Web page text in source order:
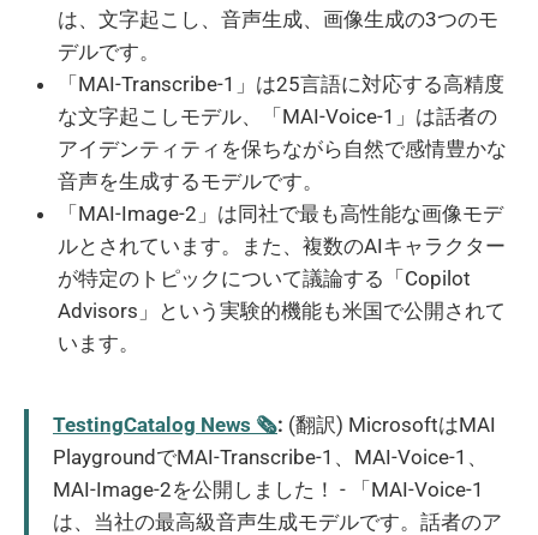
は、文字起こし、音声生成、画像生成の3つのモ
デルです。
「MAI-Transcribe-1」は25言語に対応する高精度
な文字起こしモデル、「MAI-Voice-1」は話者の
アイデンティティを保ちながら自然で感情豊かな
音声を生成するモデルです。
「MAI-Image-2」は同社で最も高性能な画像モデ
ルとされています。また、複数のAIキャラクター
が特定のトピックについて議論する「Copilot
Advisors」という実験的機能も米国で公開されて
います。
TestingCatalog News 🗞: (翻訳) MicrosoftはMAI
PlaygroundでMAI-Transcribe-1、MAI-Voice-1、
MAI-Image-2を公開しました！ - 「MAI-Voice-1
は、当社の最高級音声生成モデルです。話者のア